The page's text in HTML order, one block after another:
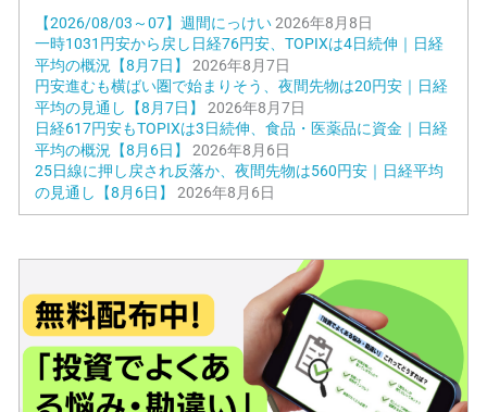
【2026/08/03～07】週間にっけい 2026年8月8日
一時1031円安から戻し日経76円安、TOPIXは4日続伸｜日経
平均の概況【8月7日】
2026年8月7日
円安進むも横ばい圏で始まりそう、夜間先物は20円安｜日経
平均の見通し【8月7日】
2026年8月7日
日経617円安もTOPIXは3日続伸、食品・医薬品に資金｜日経
平均の概況【8月6日】
2026年8月6日
25日線に押し戻され反落か、夜間先物は560円安｜日経平均
の見通し【8月6日】
2026年8月6日